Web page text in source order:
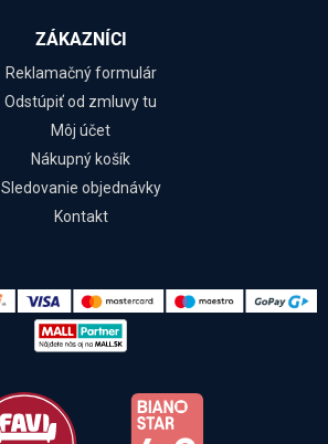
ZÁKAZNÍCI
Reklamačný formulár
Odstúpiť od zmluvy tu
Môj účet
Nákupný košík
Sledovanie objednávky
Kontakt